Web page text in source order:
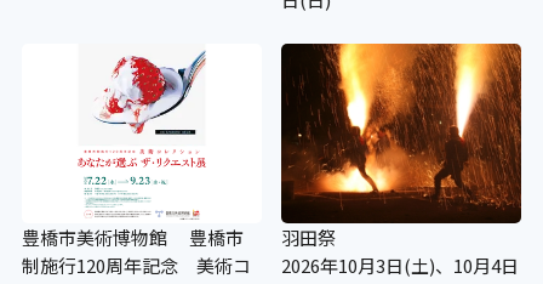
豊橋市美術博物館 豊橋市
制施行120周年記念 美術コ
羽田祭
2026年10月3日(土)、10月4日